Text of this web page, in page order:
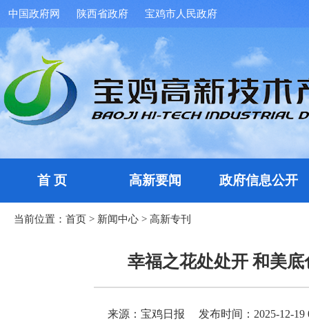
中国政府网 陕西省政府 宝鸡市人民政府
首 页 高新要闻 政府信息公开
当前位置： 首页 > 新闻中心 > 高新专刊
幸福之花处处开 和美
来源：宝鸡日报 发布时间：2025-12-19